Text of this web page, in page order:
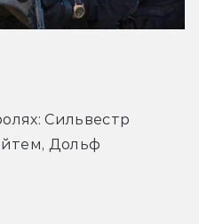
Сильвестр
Дольф